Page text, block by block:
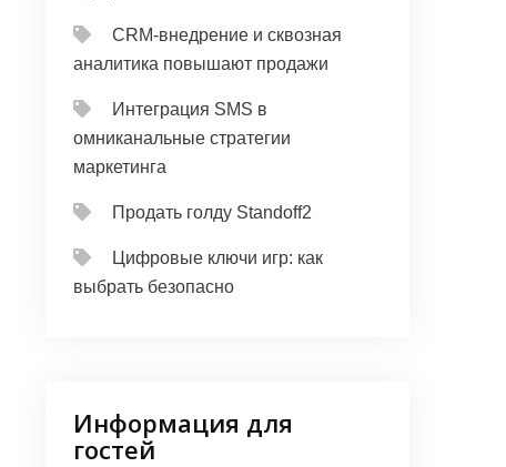
CRM‑внедрение и сквозная
аналитика повышают продажи
Интеграция SMS в
омниканальные стратегии
маркетинга
Продать голду Standoff2
Цифровые ключи игр: как
выбрать безопасно
Информация для
гостей